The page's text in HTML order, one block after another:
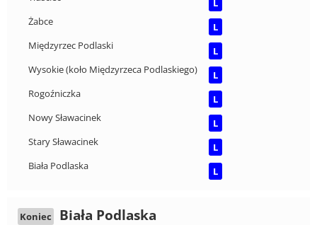
L
Żabce
L
Międzyrzec Podlaski
L
Wysokie (koło Międzyrzeca Podlaskiego)
L
Rogoźniczka
L
Nowy Sławacinek
L
Stary Sławacinek
L
Biała Podlaska
L
Koniec Biała Podlaska